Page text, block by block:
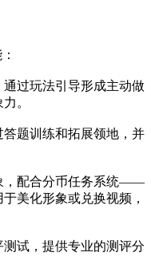
过玩法引导形成主动做
。
题训练和拓展领地，并
，配合分币任务系统——
美化形象或兑换视频，
试，提供专业的测评分